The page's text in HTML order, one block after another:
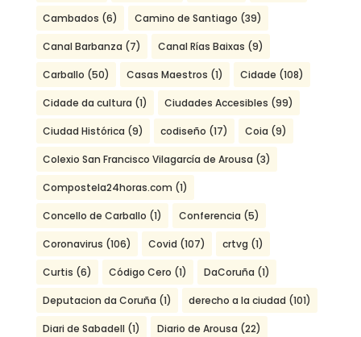
Cambados (6) Camino de Santiago (39)
Canal Barbanza (7) Canal Rías Baixas (9)
Carballo (50) Casas Maestros (1) Cidade (108)
Cidade da cultura (1) Ciudades Accesibles (99)
Ciudad Histórica (9) codiseño (17) Coia (9)
Colexio San Francisco Vilagarcía de Arousa (3)
Compostela24horas.com (1)
Concello de Carballo (1) Conferencia (5)
Coronavirus (106) Covid (107) crtvg (1)
Curtis (6) Código Cero (1) DaCoruña (1)
Deputacion da Coruña (1) derecho a la ciudad (101)
Diari de Sabadell (1) Diario de Arousa (22)